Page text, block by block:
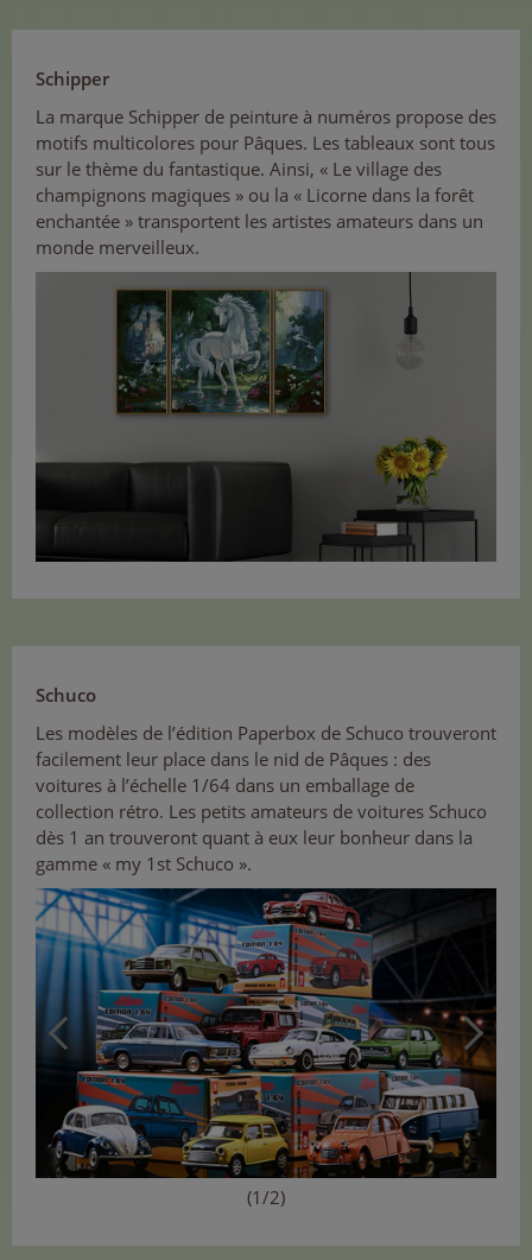
Schipper
La marque Schipper de peinture à numéros propose des
motifs multicolores pour Pâques. Les tableaux sont tous
sur le thème du fantastique. Ainsi, « Le village des
champignons magiques » ou la « Licorne dans la forêt
enchantée » transportent les artistes amateurs dans un
monde merveilleux.
Schuco
Les modèles de l’édition Paperbox de Schuco trouveront
facilement leur place dans le nid de Pâques : des
voitures à l’échelle 1/64 dans un emballage de
collection rétro. Les petits amateurs de voitures Schuco
dès 1 an trouveront quant à eux leur bonheur dans la
gamme « my 1st Schuco ».
(1/2)